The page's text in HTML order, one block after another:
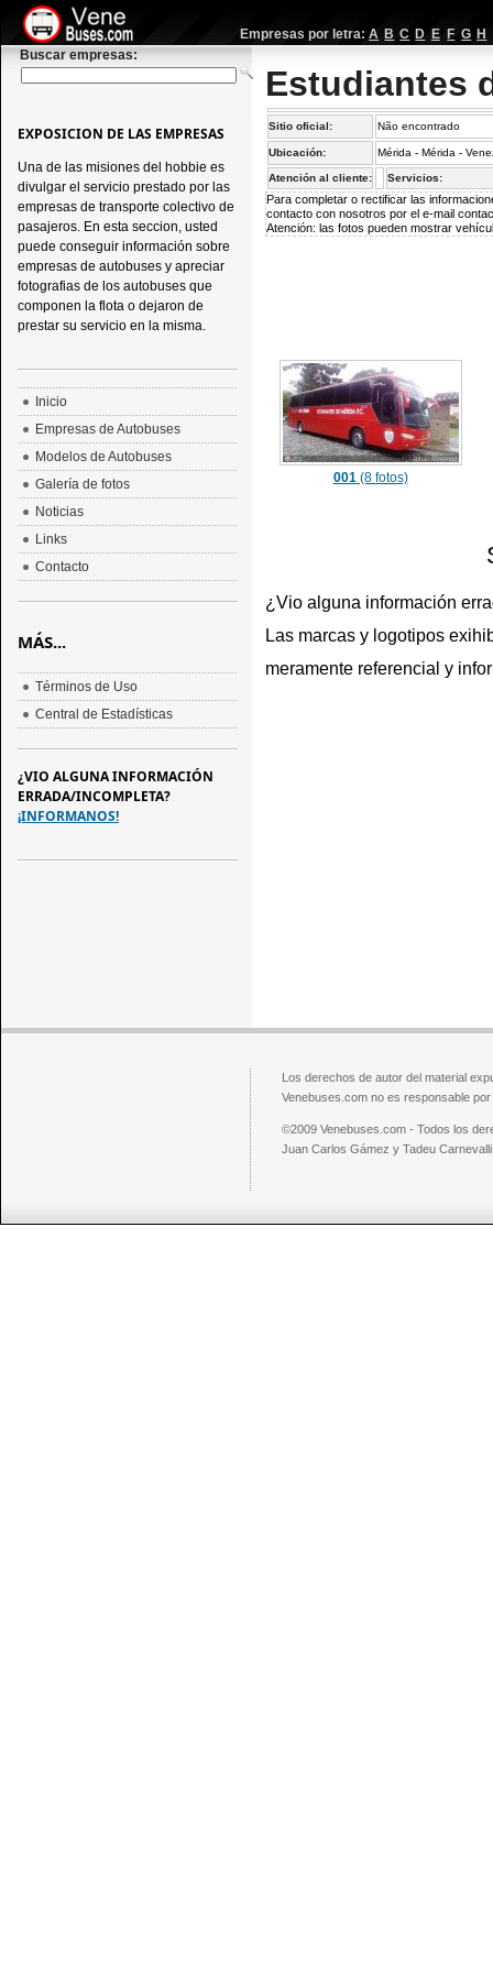
Empresas por letra: A B C D E F G H
Buscar empresas:
Estudiantes
Sitio oficial: Não encontrado
Ubicación: Mérida - Mérida -
Atención al cliente: Servicios:
Para completar o rectificar las
contacto con nosotros por el e-mail
Atención: las fotos pueden mostrar
001(8 fotos)
¿Vio alguna información
Las marcas y logotipos
meramente referencial y
EXPOSICION DE LAS EMPRESAS
Una de las misiones del hobbie es
divulgar el servicio prestado por las
empresas de transporte colectivo de
pasajeros. En esta seccion, usted
puede conseguir información sobre
empresas de autobuses y apreciar
fotografias de los autobuses que
componen la flota o dejaron de
prestar su servicio en la misma.
Inicio
Empresas de Autobuses
Modelos de Autobuses
Galería de fotos
Noticias
Links
Contacto
MÁS...
Términos de Uso
Central de Estadísticas
¿VIO ALGUNA INFORMACIÓN
ERRADA/INCOMPLETA?
¡INFORMANOS!
Los derechos de autor del material
Venebuses.com no es responsable
©2009 Venebuses.com - Todos los
Juan Carlos Gámez y Tadeu Carnevalli